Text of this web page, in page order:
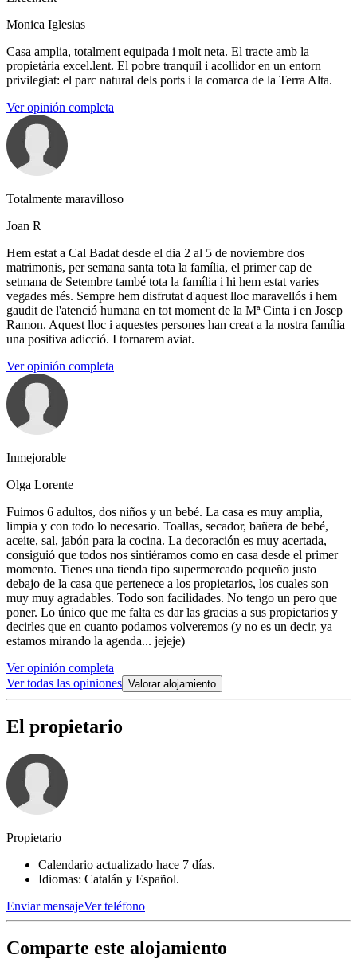
Monica Iglesias
Casa amplia, totalment equipada i molt neta. El tracte amb la
propietària excel.lent. El pobre tranquil i acollidor en un entorn
privilegiat: el parc natural dels ports i la comarca de la Terra Alta.
Ver opinión completa
Totalmente maravilloso
Joan R
Hem estat a Cal Badat desde el dia 2 al 5 de noviembre dos
matrimonis, per semana santa tota la família, el primer cap de
setmana de Setembre també tota la família i hi hem estat varies
vegades més. Sempre hem disfrutat d'aquest lloc maravellós i hem
gaudit de l'atenció humana en tot moment de la Mª Cinta i en Josep
Ramon. Aquest lloc i aquestes persones han creat a la nostra família
una positiva adicció. I tornarem aviat.
Ver opinión completa
Inmejorable
Olga Lorente
Fuimos 6 adultos, dos niños y un bebé. La casa es muy amplia,
limpia y con todo lo necesario. Toallas, secador, bañera de bebé,
aceite, sal, jabón para la cocina. La decoración es muy acertada,
consiguió que todos nos sintiéramos como en casa desde el primer
momento. Tienes una tienda tipo supermercado pequeño justo
debajo de la casa que pertenece a los propietarios, los cuales son
muy muy agradables. Todo son facilidades. No tengo un pero que
poner. Lo único que me falta es dar las gracias a sus propietarios y
decirles que en cuanto podamos volveremos (y no es un decir, ya
estamos mirando la agenda... jejeje)
Ver opinión completa
Ver todas las opiniones Valorar alojamiento
El propietario
Propietario
Calendario actualizado hace 7 días.
Idiomas: Catalán y Español.
Enviar mensajeVer teléfono
Comparte este alojamiento